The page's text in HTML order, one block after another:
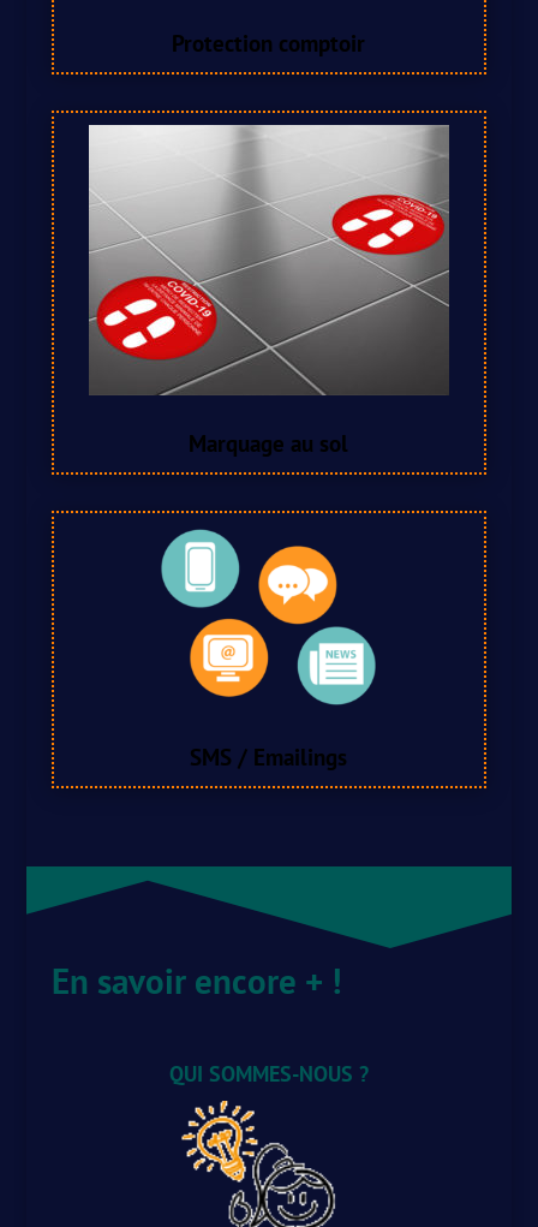
Protection comptoir
Marquage au sol
SMS / Emailings
En savoir encore + !
QUI SOMMES-NOUS ?